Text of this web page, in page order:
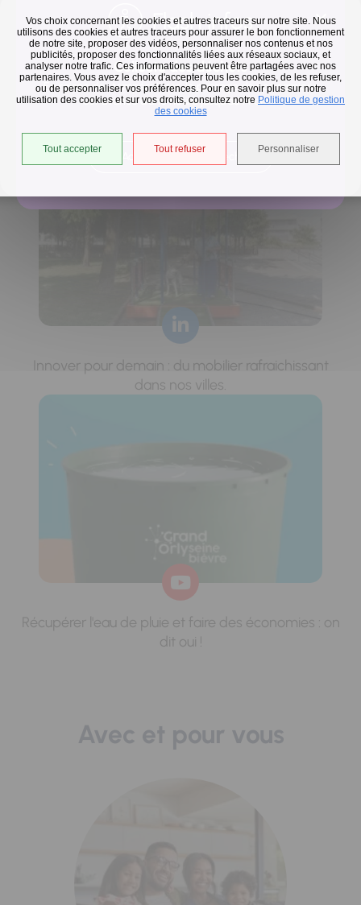
Vos choix concernant les cookies et autres traceurs sur notre site. Nous
utilisons des cookies et autres traceurs pour assurer le bon fonctionnement
de notre site, proposer des vidéos, personnaliser nos contenus et nos
publicités, proposer des fonctionnalités liées aux réseaux sociaux, et
analyser notre trafic. Ces informations peuvent être partagées avec nos
partenaires. Vous avez le choix d'accepter tous les cookies, de les refuser,
ou de personnaliser vos préférences. Pour en savoir plus sur notre
utilisation des cookies et sur vos droits, consultez notre Politique de gestion
des cookies
Tout accepter Tout refuser Personnaliser
Flash infos
Collecte des déchets
En raison des températures, le passage de nos camions
est avancé d'une heure jusqu'au 14 août.
Accéder à l'univers déchets
Horaires de collecte adaptés aux périodes de fortes
Innover pour demain : du mobilier rafraichissant
dans nos villes.
Récupérer l'eau de pluie et faire des économies : on
dit oui !
Avec et pour vous